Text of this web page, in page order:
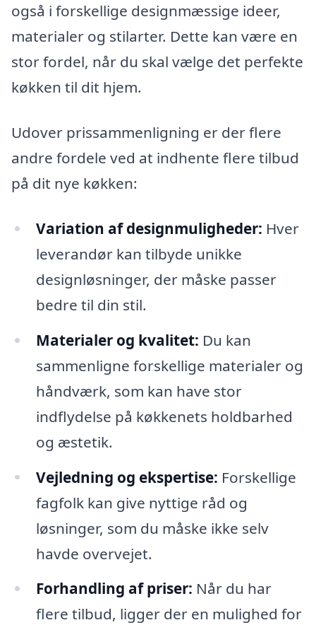
også i forskellige designmæssige ideer,
materialer og stilarter. Dette kan være en
stor fordel, når du skal vælge det perfekte
køkken til dit hjem.
Udover prissammenligning er der flere
andre fordele ved at indhente flere tilbud
på dit nye køkken:
Variation af designmuligheder: Hver
leverandør kan tilbyde unikke
designløsninger, der måske passer
bedre til din stil.
Materialer og kvalitet: Du kan
sammenligne forskellige materialer og
håndværk, som kan have stor
indflydelse på køkkenets holdbarhed
og æstetik.
Vejledning og ekspertise: Forskellige
fagfolk kan give nyttige råd og
løsninger, som du måske ikke selv
havde overvejet.
Forhandling af priser: Når du har
flere tilbud, ligger der en mulighed for